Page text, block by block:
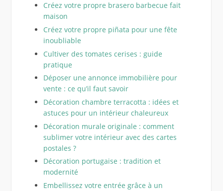
Créez votre propre brasero barbecue fait
maison
Créez votre propre piñata pour une fête
inoubliable
Cultiver des tomates cerises : guide
pratique
Déposer une annonce immobilière pour
vente : ce qu’il faut savoir
Décoration chambre terracotta : idées et
astuces pour un intérieur chaleureux
Décoration murale originale : comment
sublimer votre intérieur avec des cartes
postales ?
Décoration portugaise : tradition et
modernité
Embellissez votre entrée grâce à un